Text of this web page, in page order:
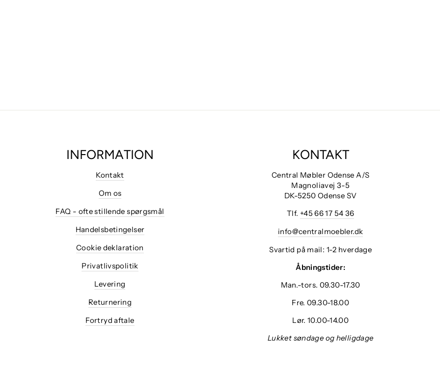
INFORMATION
Kontakt
Om os
FAQ - ofte stillende spørgsmål
Handelsbetingelser
Cookie deklaration
Privatlivspolitik
Levering
Returnering
Fortryd aftale
KONTAKT
Central Møbler Odense A/S
Magnoliavej 3-5
DK-5250 Odense SV
Tlf. +45 66 17 54 36
info@centralmoebler.dk
Svartid på mail: 1-2 hverdage
Åbningstider:
Man.-tors. 09.30-17.30
Fre. 09.30-18.00
Lør. 10.00-14.00
Lukket søndage og helligdage